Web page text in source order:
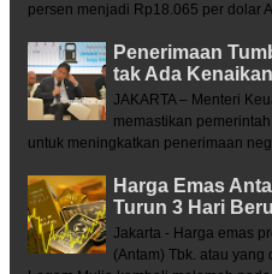
persen menjadi Rp18.065 per dolar
Penerimaan
tak Ada
JAKARTA – Menteri
memastikan
untuk meningkatkan penerimaan
Harga Emas
Turun 3 Hari
Jakarta - Harga emas
(Antam) Tbk. atau yang